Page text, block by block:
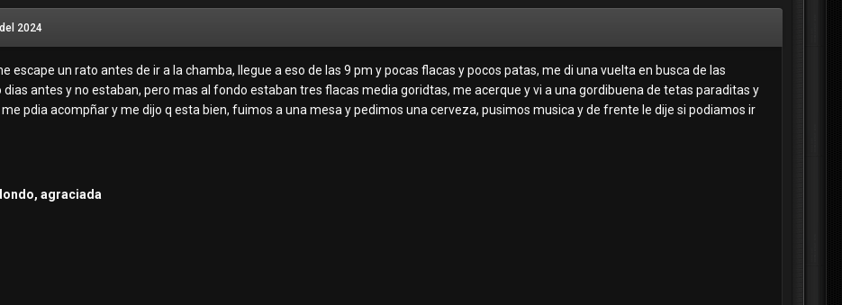
2024
escape un rato antes de ir a la chamba, llegue a eso de las 9 pm y pocas flacas y pocos patas, me di una vuelta en busca de las
antes y no estaban, pero mas al fondo estaban tres flacas media goridtas, me acerque y vi a una gordibuena de tetas paraditas y
me pdia acompñar y me dijo q esta bien, fuimos a una mesa y pedimos una cerveza, pusimos musica y de frente le dije si podiamos ir
agraciada